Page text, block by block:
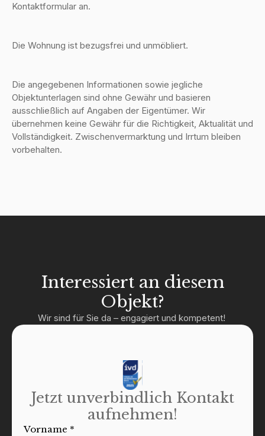
Kontaktformular an.
Die Wohnung ist bezugsfrei und unmöbliert.
Die angegebenen Informationen sowie jegliche
Objektunterlagen sind ohne Gewähr und basieren
ausschließlich auf Angaben der Eigentümer. Wir
übernehmen keine Gewähr für die Richtigkeit, Aktualität und
Vollständigkeit. Zwischenvermarktung und Irrtum bleiben
vorbehalten.
Interessiert an diesem
Objekt?
Wir sind für Sie da – engagiert und kompetent!
Jetzt unverbindlich Kontakt
aufnehmen!
Vorname *